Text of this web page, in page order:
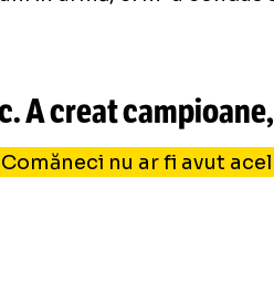
A creat
nu ar fi avut